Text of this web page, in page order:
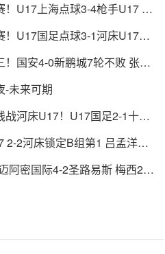
U17上海点球3-4枪手U17 李
U17国足点球3-1河床U17将
国安4-0新鹏城7轮不败 张玉
-未来可期
河床U17！U17国足2-1十人
2-2河床锁定B组第1 吕孟洋点
阿密国际4-2圣路易斯 梅西2射